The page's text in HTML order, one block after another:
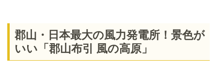
郡山・日本最大の風力発電所！景色が
いい「郡山布引 風の高原」